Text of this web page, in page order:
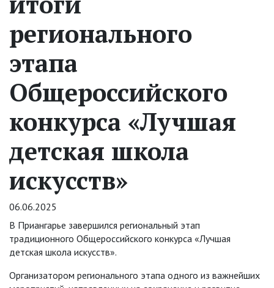
регионального
этапа
Общероссийского
конкурса «Лучшая
детская школа
искусств»
06.06.2025
В Приангарье завершился региональный этап
традиционного Общероссийского конкурса «Лучшая
детская школа искусств».
Организатором регионального этапа одного из важнейших